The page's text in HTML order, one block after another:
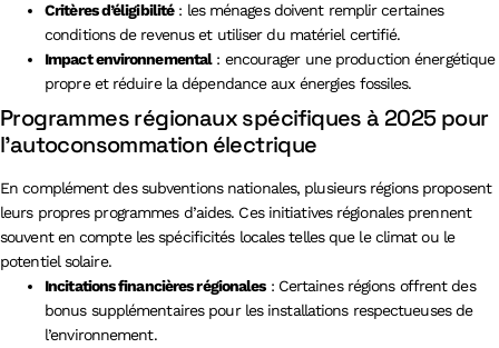
Critères d’éligibilité: les ménages doivent remplir certaines
conditions de revenus et utiliser du matériel certifié.
Impact environnemental: encourager une production énergétique
propre et réduire la dépendance aux énergies fossiles.
Programmes régionaux spécifiques à 2025 pour
l’autoconsommation électrique
En complément des subventions nationales, plusieurs régions proposent
leurs propres programmes d’aides. Ces initiatives régionales prennent
souvent en compte les spécificités locales telles que le climat ou le
potentiel solaire.
Incitations financières régionales: Certaines régions offrent des
bonus supplémentaires pour les installations respectueuses de
l’environnement.